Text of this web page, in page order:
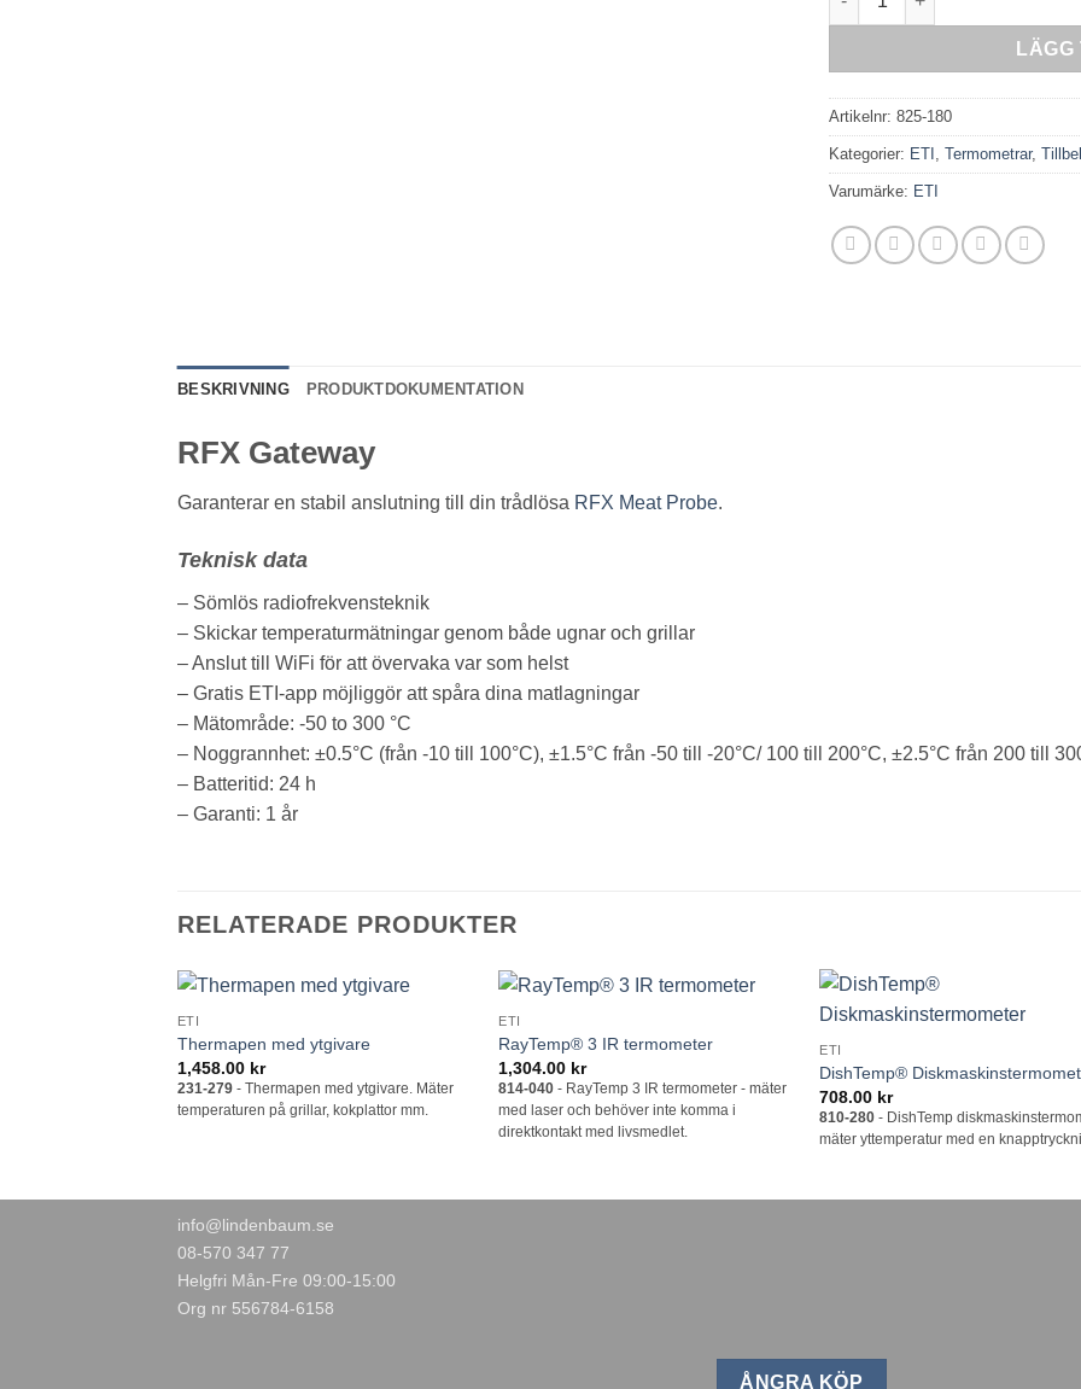
LÄGG
Artikelnr: 825-180
Kategorier: ETI Termometrar,
Varumärke: ETI
BESKRIVNING PRODUKTDOKUMENTATION
RFX Gateway
Garanterar en stabil anslutning till din trådlösa RFX Meat Probe.
Teknisk data
– Sömlös radiofrekvensteknik
– Skickar temperaturmätningar genom både ugnar och grillar
– Anslut till WiFi för att övervaka var som helst
– Gratis ETI-app möjliggör att spåra dina matlagningar
– Mätområde: -50 to 300 °C
– Noggrannhet: ±0.5°C (från -10 till 100°C), ±1.5°C från -50 till -20°C/ 100 till 200°C, ±2.5°C från 200 till
– Batteritid: 24 h
– Garanti: 1 år
RELATERADE PRODUKTER
ETI
Thermapen med ytgivare
1,458.00 kr
231-279- Thermapen med ytgivare. Mäter
temperaturen på grillar, kokplattor mm.
önskelistan
ETI
RayTemp® 3 IR termometer
1,304.00 kr
814-040 - RayTemp 3 IR termometer - mäter
med laser och behöver inte komma i
direktkontakt med livsmedlet.
ETI
DishTemp®
708.00 kr
810-280 - DishTemp
mäter yttemperatur med en
info@lindenbaum.se
08-570 347 77
Helgfri Mån-Fre 09:00-15:00
Org nr 556784-6158
ÅNGRA KÖP